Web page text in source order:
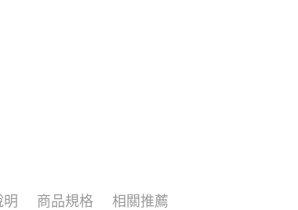
明 商品規格 相關推薦